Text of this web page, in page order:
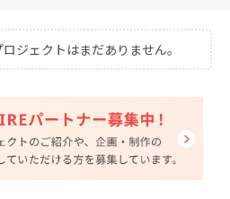
ジェクトはまだありません。